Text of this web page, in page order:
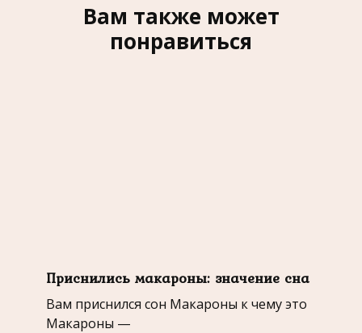
Вам также может
понравиться
Приснились макароны: значение сна
Вам приснился сон Макароны к чему это
Макароны —